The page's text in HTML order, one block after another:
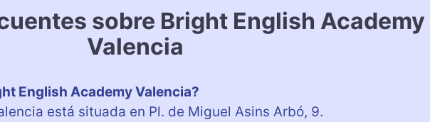
sobre Bright English Academy
Valencia
English Academy Valencia?
está situada en Pl. de Miguel Asins Arbó, 9.